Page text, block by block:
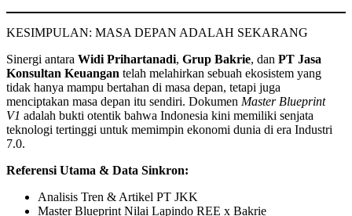
KESIMPULAN: MASA DEPAN ADALAH SEKARANG
Sinergi antara Widi Prihartanadi, Grup Bakrie, dan PT Jasa
Konsultan Keuangan telah melahirkan sebuah ekosistem yang
tidak hanya mampu bertahan di masa depan, tetapi juga
menciptakan masa depan itu sendiri. Dokumen Master Blueprint
V1 adalah bukti otentik bahwa Indonesia kini memiliki senjata
teknologi tertinggi untuk memimpin ekonomi dunia di era Industri
7.0.
Referensi Utama & Data Sinkron:
Analisis Tren & Artikel PT JKK
Master Blueprint Nilai Lapindo REE x Bakrie